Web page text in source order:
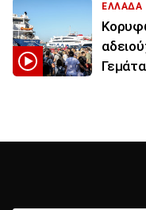
ΕΛΛΑΔΑ